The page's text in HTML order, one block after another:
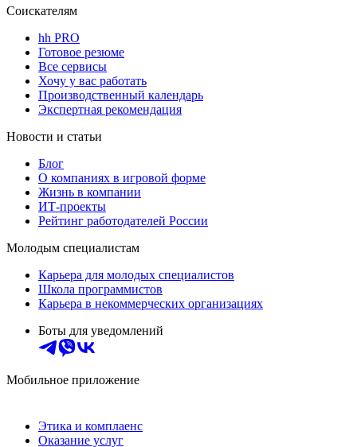
Соискателям
hh PRO
Готовое резюме
Все сервисы
Хочу у вас работать
Производственный календарь
Экспертная рекомендация
Новости и статьи
Блог
О компаниях в игровой форме
Жизнь в компании
ИТ-проекты
Рейтинг работодателей России
Молодым специалистам
Карьера для молодых специалистов
Школа программистов
Карьера в некоммерческих организациях
Боты для уведомлений
Мобильное приложение
Этика и комплаенс
Оказание услуг